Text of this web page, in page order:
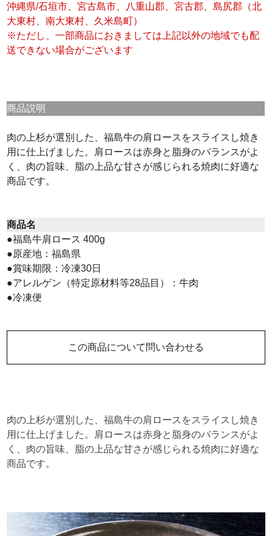
この商品について問い合わせる
肉の上杉が選別した、福島牛の肩ロースをスライスし焼き
用に仕上げました。肩ロースは赤身と脂身のバランスがよ
く、肉の旨味、脂の上品な甘さが感じられる焼肉に好適な
商品です。
沖縄県/石垣市、宮古島市、八重山郡、宮古郡、島尻郡（北
大東村、南大東村、久米島町）
※ただし、一部商品におきましては上記以外の地域でも配
送できない場合がございます
商品説明
肉の上杉が選別した、福島牛の肩ロースをスライスし焼き
用に仕上げました。肩ロースは赤身と脂身のバランスがよ
く、肉の旨味、脂の上品な甘さが感じられる焼肉に好適な
商品です。
商品名
●福島牛肩ロース 400g
●原産地：福島県
●賞味期限：冷凍30日
●アレルゲン（特定原材料等28品目）：牛肉
●冷凍便